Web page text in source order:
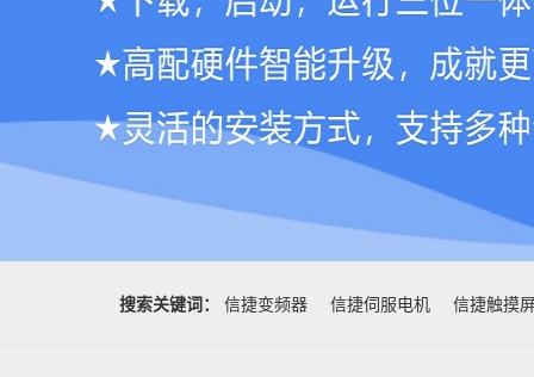
搜索关键词： 信捷变频器 信捷伺服电机 信捷触摸